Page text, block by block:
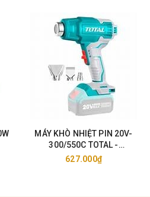
MÁY KHÒ NHIỆT PIN 20V-
300/550C TOTAL -
TBLI2002/25
627.000₫